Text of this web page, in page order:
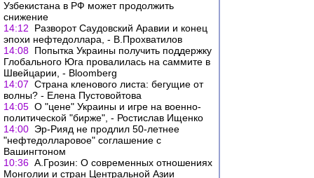
Узбекистана в РФ может продолжить
снижение
14:12
Разворот Саудовский Аравии и конец
эпохи нефтедоллара, - В.Прохватилов
14:08 Попытка Украины получить поддержку
Глобального Юга провалилась на саммите в
Швейцарии, - Bloomberg
14:07 Страна кленового листа: бегущие от
волны? - Елена Пустовойтова
14:05 О "цене" Украины и игре на военно-
политической "бирже", - Ростислав Ищенко
14:00 Эр-Рияд не продлил 50-летнее
"нефтедолларовое" соглашение с
Вашингтоном
10:36 А.Грозин: О современных отношениях
Монголии и стран Центральной Азии